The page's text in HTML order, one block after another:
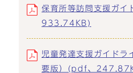
保育所等訪問支援ガイ
933.74KB)
児童発達支援ガイドラ
要版）(pdf、